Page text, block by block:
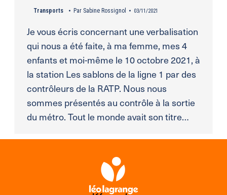
Transports Par Sabine Rossignol 03/11/2021
Je vous écris concernant une verbalisation
qui nous a été faite, à ma femme, mes 4
enfants et moi-même le 10 octobre 2021, à
la station Les sablons de la ligne 1 par des
contrôleurs de la RATP. Nous nous
sommes présentés au contrôle à la sortie
du métro. Tout le monde avait son titre…